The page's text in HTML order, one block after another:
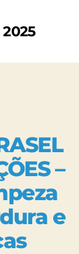
–
e